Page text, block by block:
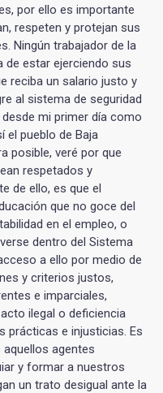
por ello es importante
respeten y protejan sus
Ningún trabajador de la
de estar ejerciendo sus
reciba un salario justo y
al sistema de seguridad
mi primer día como
el pueblo de Baja
posible, veré por que
respetados y
de ello, es que el
que no goce del
en el empleo, o
dentro del Sistema
a ello por medio de
y criterios justos,
e imparciales,
ilegal o deficiencia
prácticas e injusticias. Es
agentes
y formar a nuestros
un trato desigual ante la